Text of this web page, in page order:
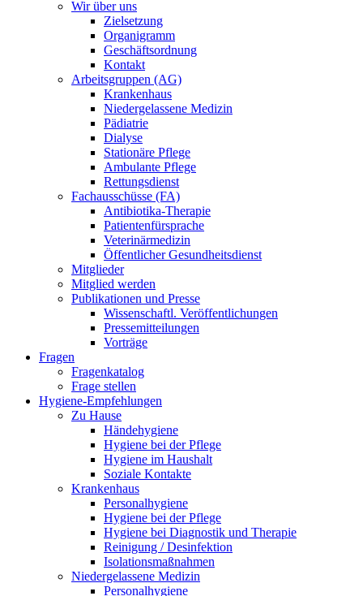
Wir über uns
Zielsetzung
Organigramm
Geschäftsordnung
Kontakt
Arbeitsgruppen (AG)
Krankenhaus
Niedergelassene Medizin
Pädiatrie
Dialyse
Stationäre Pflege
Ambulante Pflege
Rettungsdienst
Fachausschüsse (FA)
Antibiotika-Therapie
Patientenfürsprache
Veterinärmedizin
Öffentlicher Gesundheitsdienst
Mitglieder
Mitglied werden
Publikationen und Presse
Wissenschaftl. Veröffentlichungen
Pressemitteilungen
Vorträge
Fragen
Fragenkatalog
Frage stellen
Hygiene-Empfehlungen
Zu Hause
Händehygiene
Hygiene bei der Pflege
Hygiene im Haushalt
Soziale Kontakte
Krankenhaus
Personalhygiene
Hygiene bei der Pflege
Hygiene bei Diagnostik und Therapie
Reinigung / Desinfektion
Isolationsmaßnahmen
Niedergelassene Medizin
Personalhygiene